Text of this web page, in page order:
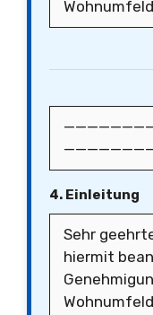
4. Einleitung